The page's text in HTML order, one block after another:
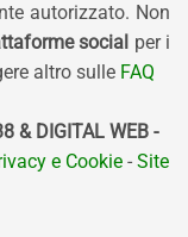
autorizzato. Non
social per i
altro sulle FAQ
& DIGITAL WEB -
e Cookie - Site